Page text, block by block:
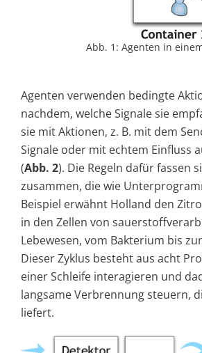
Abb. 1: Agenten in
Agenten verwenden bedingte
nachdem, welche Signale sie
sie mit Aktionen, z. B. mit dem
Signale oder mit echtem Einfluss
(Abb. 2). Die Regeln dafür fassen
zusammen, die wie
Beispiel erwähnt Holland den
in den Zellen von
Lebewesen, vom Bakterium bis
Dieser Zyklus besteht aus acht
einer Schleife interagieren und
langsame Verbrennung steuern,
liefert.